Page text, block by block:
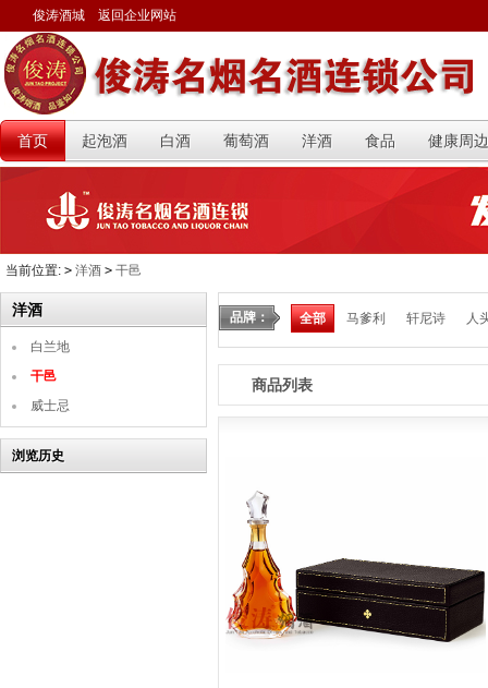
俊涛酒城 返回企业网站
首页 起泡酒 白酒 葡萄酒 洋酒 食品 健康周边
当前位置: > 洋酒 > 干邑
洋酒
白兰地
干邑
威士忌
浏览历史
品牌： 全部 马爹利 轩尼诗 人
商品列表